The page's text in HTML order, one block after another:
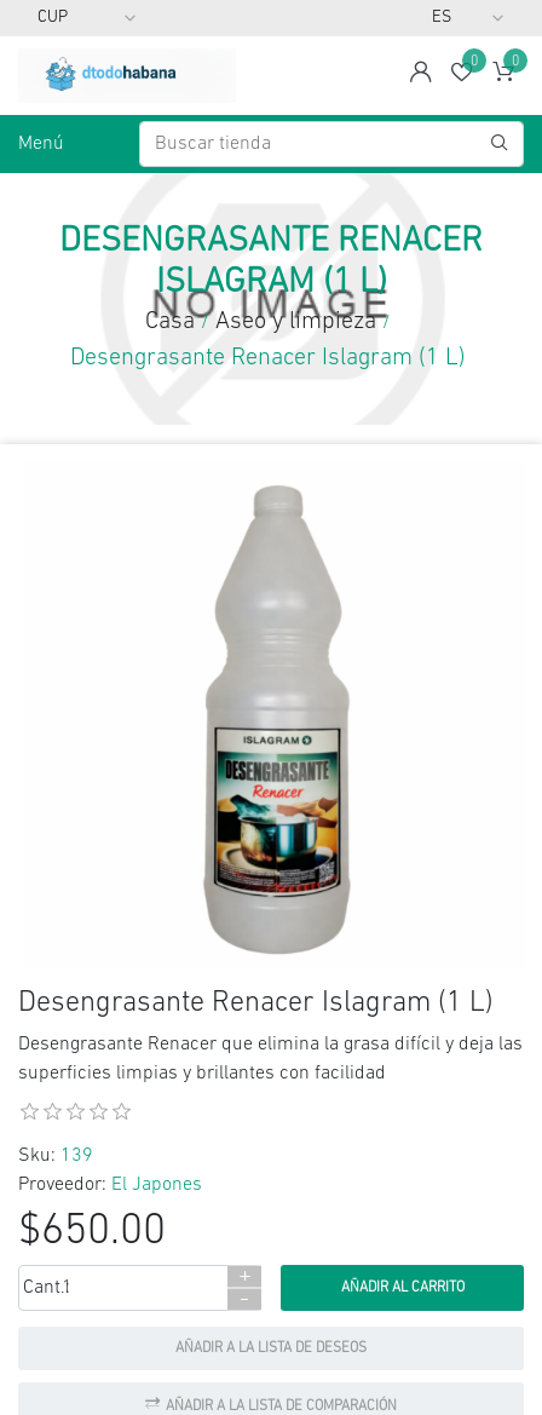
spanLista
0 0
Menú
DESENGRASANTE RENACER
ISLAGRAM (1 L)
Casa / Aseo y limpieza /
Desengrasante Renacer Islagram (1 L)
Desengrasante Renacer Islagram (1 L)
Desengrasante Renacer que elimina la grasa difícil y deja las
superficies limpias y brillantes con facilidad
Sku: 139
Proveedor: El Japones
$650.00
Cant.:
+
-
AÑADIR A LA LISTA DE DESEOS
AÑADIR A LA LISTA DE COMPARACIÓN